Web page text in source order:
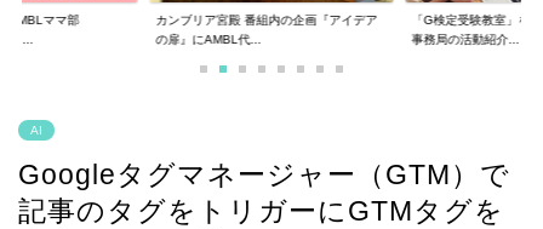
AMBLママ部
カンブリア宮殿 番組内の企画『アイデア
の扉』にAMBL代...
「G検定受験教室」を
事務局の活動紹介...
AI
Googleタグマネージャー（GTM）で
記事のタグをトリガーにGTMタグを